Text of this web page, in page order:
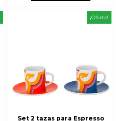
¡Oferta!
Set 2 tazas para Espresso